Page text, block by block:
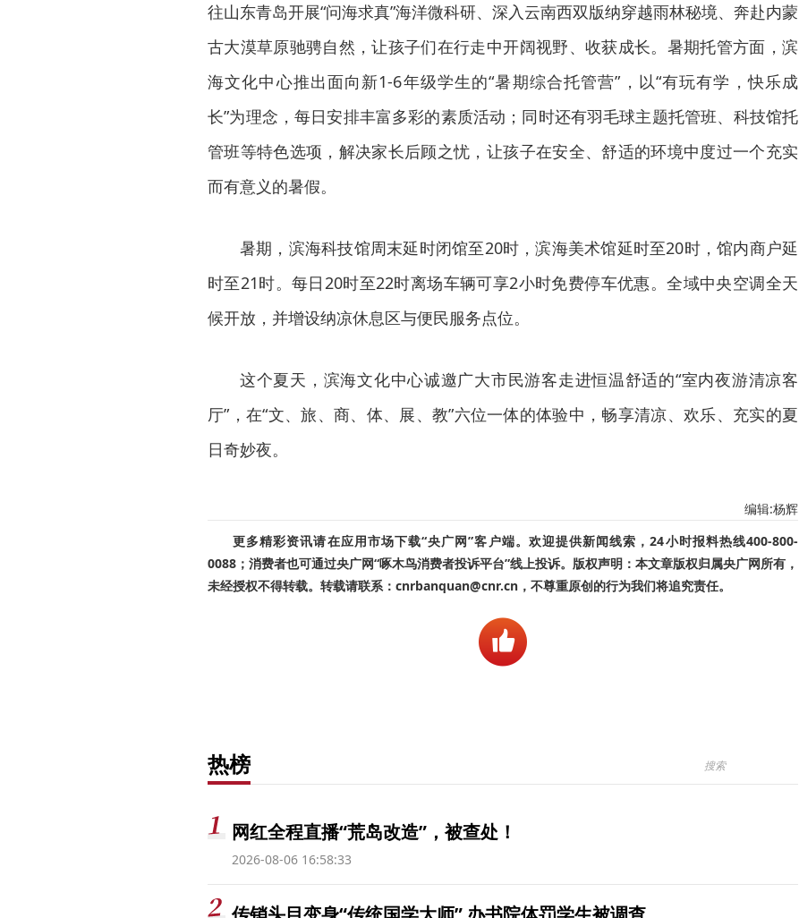
往山东青岛开展“问海求真”海洋微科研、深入云南西双版纳穿越雨林秘境、奔赴内蒙
古大漠草原驰骋自然，让孩子们在行走中开阔视野、收获成长。暑期托管方面，滨
海文化中心推出面向新1-6年级学生的“暑期综合托管营”，以“有玩有学，快乐成
长”为理念，每日安排丰富多彩的素质活动；同时还有羽毛球主题托管班、科技馆托
管班等特色选项，解决家长后顾之忧，让孩子在安全、舒适的环境中度过一个充实
而有意义的暑假。
暑期，滨海科技馆周末延时闭馆至20时，滨海美术馆延时至20时，馆内商户延
时至21时。每日20时至22时离场车辆可享2小时免费停车优惠。全域中央空调全天
候开放，并增设纳凉休息区与便民服务点位。
这个夏天，滨海文化中心诚邀广大市民游客走进恒温舒适的“室内夜游清凉客
厅”，在“文、旅、商、体、展、教”六位一体的体验中，畅享清凉、欢乐、充实的夏
日奇妙夜。
编辑:杨辉
更多精彩资讯请在应用市场下载“央广网”客户端。欢迎提供新闻线索，24小时报料热线400-800-
0088；消费者也可通过央广网“啄木鸟消费者投诉平台”线上投诉。版权声明：本文章版权归属央广网所有，
未经授权不得转载。转载请联系：cnrbanquan@cnr.cn，不尊重原创的行为我们将追究责任。
热榜
网红全程直播“荒岛改造”，被查处！
2026-08-06 16:58:33